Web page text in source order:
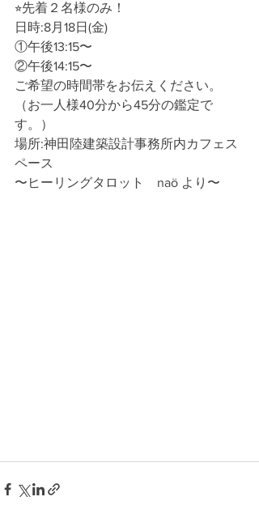
⭐︎先着２名様のみ！
日時:8月18日(金)
①午後13:15〜
②午後14:15〜
ご希望の時間帯をお伝えください。
（お一人様40分から45分の鑑定で
す。）
場所:神田陸建築設計事務所内カフェス
ペース
〜ヒーリングタロット　naö より〜